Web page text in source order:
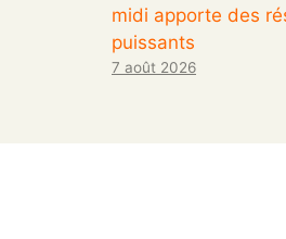
midi apporte des
puissants
7 août 2026